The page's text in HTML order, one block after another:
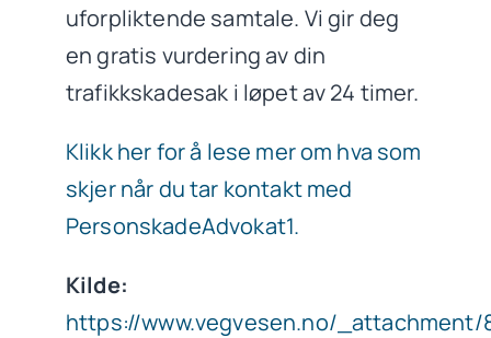
uforpliktende samtale. Vi gir deg
en gratis vurdering av din
trafikkskadesak i løpet av 24 timer.
Klikk her for å lese mer om hva som
skjer når du tar kontakt med
PersonskadeAdvokat1.
Kilde:
https://www.vegvesen.no/_attachment/